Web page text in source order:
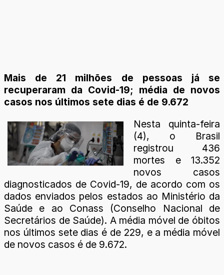
Mais de 21 milhões de pessoas já se
recuperaram da Covid-19; média de novos
casos nos últimos sete dias é de 9.672
Nesta quinta-feira
(4), o Brasil
registrou 436
mortes e 13.352
novos casos
diagnosticados de Covid-19, de acordo com os
dados enviados pelos estados ao Ministério da
Saúde e ao Conass (Conselho Nacional de
Secretários de Saúde). A média móvel de óbitos
nos últimos sete dias é de 229, e a média móvel
de novos casos é de 9.672.